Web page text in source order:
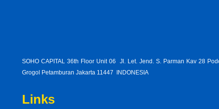
SOHO CAPITAL 36th Floor Unit 06 Jl. Let. Jend. S. Parman Kav 28
Grogol Petamburan Jakarta 11447 INDONESIA
Links